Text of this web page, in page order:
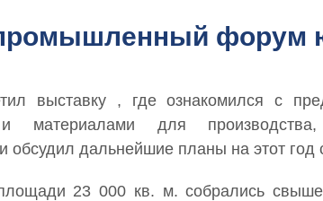
форум
выставку , где ознакомился с
материалами для производства,
обсудил дальнейшие планы на этот
23 000 кв. м. собрались